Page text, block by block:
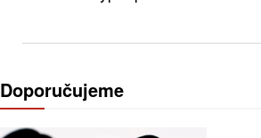
Doporučujeme